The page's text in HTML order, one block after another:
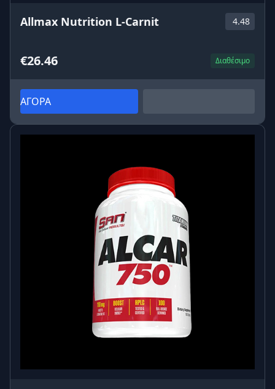
Allmax Nutrition L-Carnit 4.48
€26.46 Διαθέσιμο
ΑΓΟΡΑ